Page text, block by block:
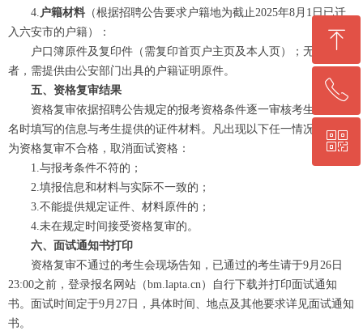
4. 户籍材料 （根据招聘公告要求户籍地为截止2025年8月1日已迁
入六安市的户籍）：
户口簿原件及复印件（需复印首页户主页及本人页）；无户口簿
者，需提供由公安部门出具的户籍证明原件。
五、资格复审结果
资格复审依据招聘公告规定的报考资格条件逐一审核考生网上报
名时填写的信息与考生提供的证件材料。凡出现以下任一情况的，即
为资格复审不合格，取消面试资格：
1.与报考条件不符的；
2.填报信息和材料与实际不一致的；
3.不能提供规定证件、材料原件的；
4.未在规定时间接受资格复审的。
六、面试通知书打印
资格复审不通过的考生会现场告知，已通过的考生请于9月26日
23:00之前，登录报名网站（bm.lapta.cn）自行下载并打印面试通知
书。面试时间定于9月27日，具体时间、地点及其他要求详见面试通知
书。
ꁸ
回到顶部
ꂅ
0564-5330860
ꀥ